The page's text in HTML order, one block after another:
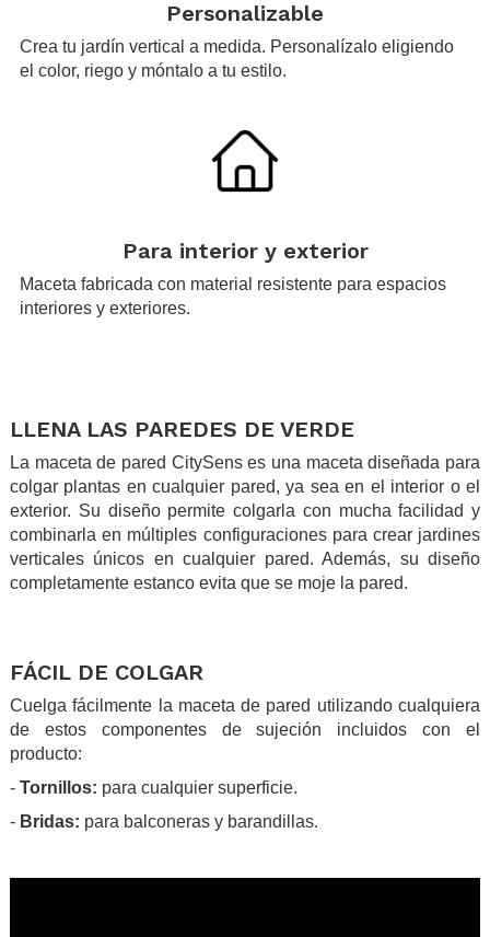
Personalizable
Crea tu jardín vertical a medida. Personalízalo eligiendo
el color, riego y móntalo a tu estilo.
Para interior y exterior
Maceta fabricada con material resistente para espacios
interiores y exteriores.
LLENA LAS PAREDES DE VERDE
La maceta de pared CitySens es una maceta diseñada para
colgar plantas en cualquier pared, ya sea en el interior o el
exterior. Su diseño permite colgarla con mucha facilidad y
combinarla en múltiples configuraciones para crear jardines
verticales únicos en cualquier pared. Además, su diseño
completamente estanco evita que se moje la pared.
FÁCIL DE COLGAR
Cuelga fácilmente la maceta de pared utilizando cualquiera
de estos componentes de sujeción incluidos con el
producto:
- Tornillos: para cualquier superficie.
- Bridas: para balconeras y barandillas.